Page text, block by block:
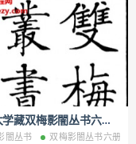
张氏五环磐龙术网盘 张氏
清华大学藏双梅影闇丛书六册全合订本电子书pdf百度网盘下载学习
闇丛书 双梅影闇丛书六册